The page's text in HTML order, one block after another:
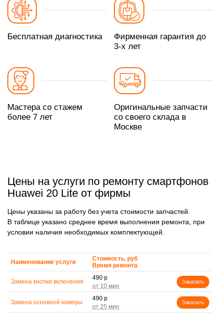
Бесплатная диагностика
Фирменная гарантия до
3-х лет
Мастера со стажем
более 7 лет
Оригинальные запчасти
со своего склада в
Москве
Цены на услуги по ремонту смартфонов
Huawei 20 Lite от фирмы
Цены указаны за работу без учета стоимости запчастей.
В таблице указано среднее время выполнения ремонта, при
условии наличия необходимых комплектующей.
Наименование услуги
Стоимость, руб
Время ремонта
Замена кнопки включения
490 р
Заказать
Замена основной камеры
490 р
Заказать